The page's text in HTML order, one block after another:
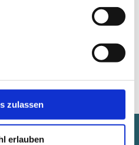
zulassen
erlauben